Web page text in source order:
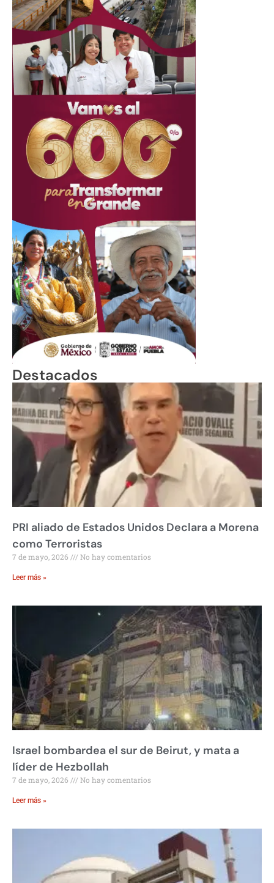
Destacados
PRI aliado de Estados Unidos Declara a Morena
como Terroristas
7 de mayo, 2026 No hay comentarios
Leer más »
Israel bombardea el sur de Beirut, y mata a
líder de Hezbollah
7 de mayo, 2026 No hay comentarios
Leer más »